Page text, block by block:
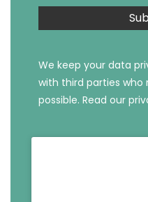
We keep your data
with third parties who
possible. Read our